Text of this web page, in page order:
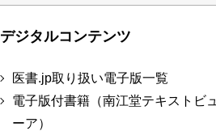
デジタルコンテンツ
医書.jp取り扱い電子版一覧
電子版付書籍（南江堂テキストビュ
ーア）